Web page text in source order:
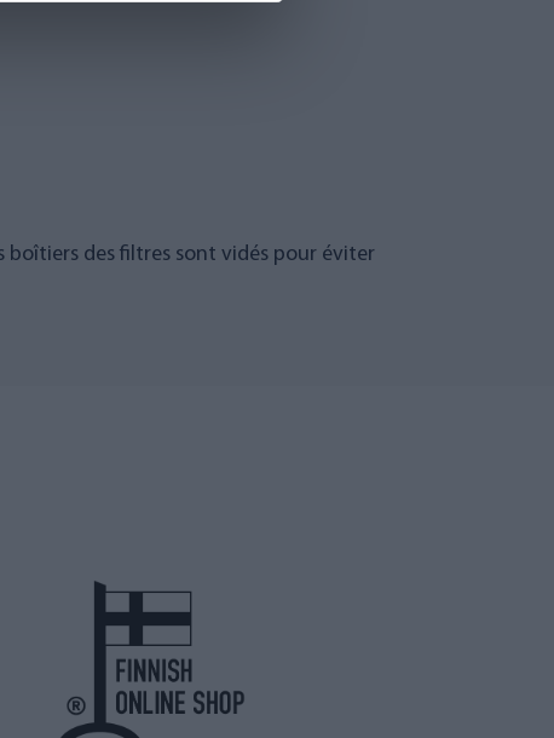
boîtiers des filtres sont vidés pour éviter